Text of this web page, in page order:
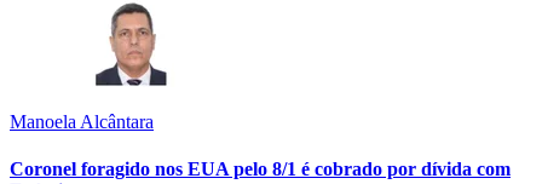
Manoela Alcântara
Coronel foragido nos EUA pelo 8/1 é cobrado por dívida com